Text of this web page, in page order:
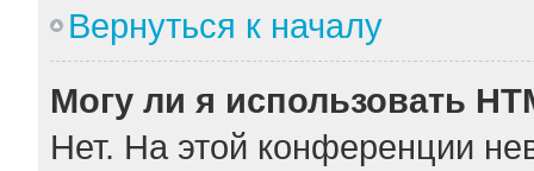
Вернуться к началу
Могу ли я использовать
Нет. На этой конференции